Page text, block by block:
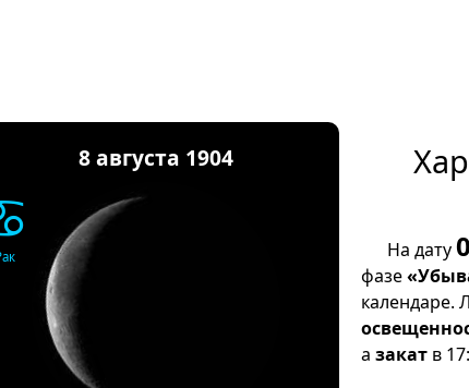
8 августа 1904
На дату
фазе
календаре.
а закат в